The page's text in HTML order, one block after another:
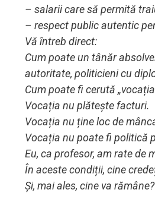
– salarii care să permită
– respect public autentic
Vă întreb direct:
Cum poate un tânăr
autoritate, politicieni cu
Cum poate fi cerută
Vocația nu plătește facturi.
Vocația nu ține loc de
Vocația nu poate fi politică
Eu, ca profesor, am rate de
În aceste condiții, cine
Și, mai ales, cine va rămâne?